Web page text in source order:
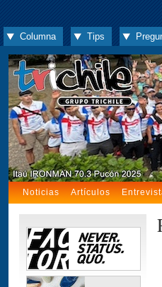
Columna Tips
Noticias Artículos